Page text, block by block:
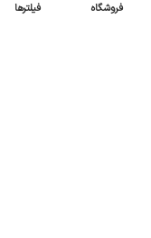
نوزادی
فروشگاه فیلترها